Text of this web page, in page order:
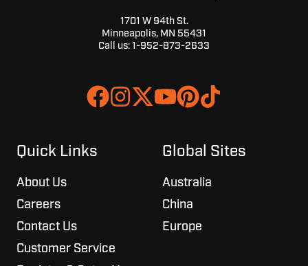
1701 W 94th St.
Minneapolis, MN 55431
Call us: 1-952-873-2633
Join
Browse
projects
Quick Links
About Us
Careers
Contact Us
Customer Service
Global Sites
Australia
China
Europe